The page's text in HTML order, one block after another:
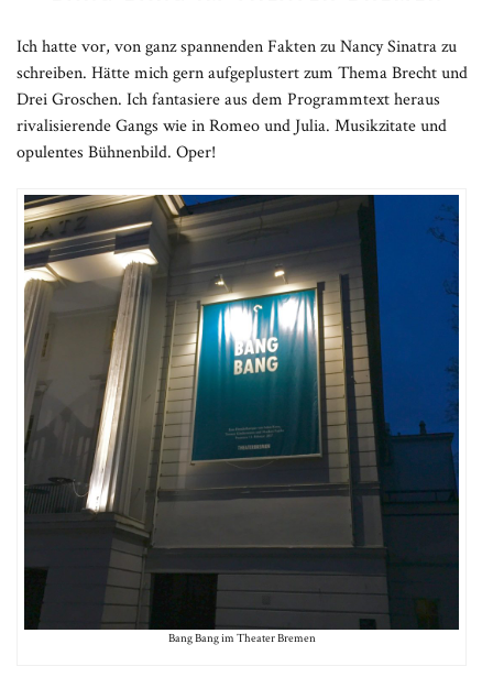
Ich hatte vor, von ganz spannenden Fakten zu Nancy Sinatra zu
schreiben. Hätte mich gern aufgeplustert zum Thema Brecht und
Drei Groschen. Ich fantasiere aus dem Programmtext heraus
rivalisierende Gangs wie in Romeo und Julia. Musikzitate und
opulentes Bühnenbild. Oper!
Bang Bang im Theater Bremen